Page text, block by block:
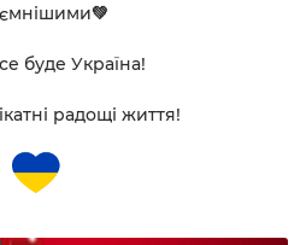
буде Україна!
радощі життя!